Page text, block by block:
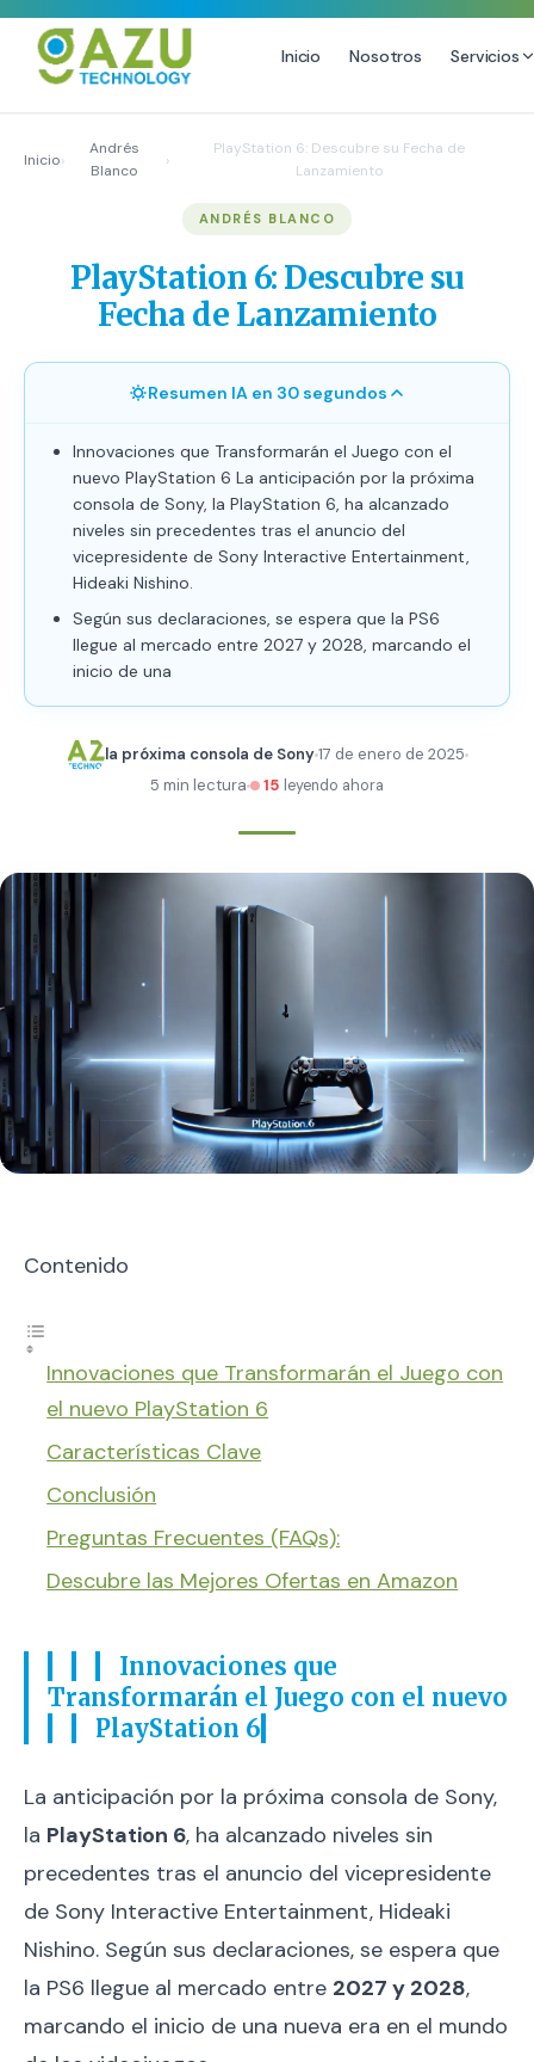
Inicio Nosotros Servicios
Email Marketing y SMS
Growth Youtube ↗
Producción de Videos
Inicio›
Andrés
Blanco
›
PlayStation 6: Descubre su Fecha de
Lanzamiento
ANDRÉS BLANCO
PlayStation 6: Descubre su
Fecha de Lanzamiento
Resumen IA en 30 segundos
Innovaciones que Transformarán el Juego con el
nuevo PlayStation 6 La anticipación por la próxima
consola de Sony, la PlayStation 6, ha alcanzado
niveles sin precedentes tras el anuncio del
vicepresidente de Sony Interactive Entertainment,
Hideaki Nishino.
Según sus declaraciones, se espera que la PS6
llegue al mercado entre 2027 y 2028, marcando el
inicio de una
la próxima consola de Sony17 de enero de 2025
5 min lectura
15 leyendo ahora
Contenido
Innovaciones que Transformarán el Juego con
el nuevo PlayStation 6
Características Clave
Conclusión
Preguntas Frecuentes (FAQs):
Descubre las Mejores Ofertas en Amazon
Innovaciones que
Transformarán el Juego con el nuevo
PlayStation 6
La anticipación por la próxima consola de Sony,
la PlayStation 6, ha alcanzado niveles sin
precedentes tras el anuncio del vicepresidente
de Sony Interactive Entertainment, Hideaki
Nishino. Según sus declaraciones, se espera que
la PS6 llegue al mercado entre 2027 y 2028,
marcando el inicio de una nueva era en el mundo